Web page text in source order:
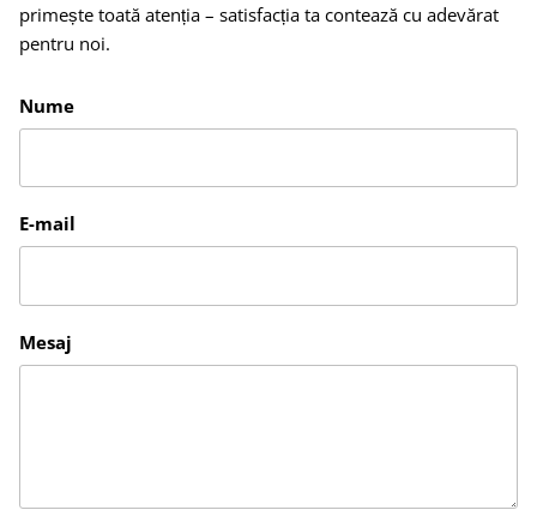
primește toată atenția – satisfacția ta contează cu adevărat
pentru noi.
Nume
E-mail
Mesaj